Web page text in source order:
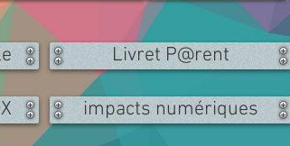
impacts numériques
Livret P@rent